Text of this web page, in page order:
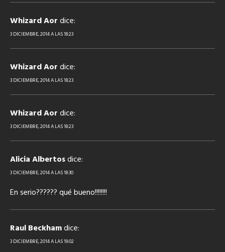
Whizard Aordice:
3 DICIEMBRE, 2014 A LAS 18:23
Whizard Aordice:
3 DICIEMBRE, 2014 A LAS 18:23
Whizard Aordice:
3 DICIEMBRE, 2014 A LAS 18:23
Alicia Albertosdice:
3 DICIEMBRE, 2014 A LAS 18:30
En serio?????? qué bueno!!!!!!!!
Raul Beckhamdice:
3 DICIEMBRE, 2014 A LAS 19:02